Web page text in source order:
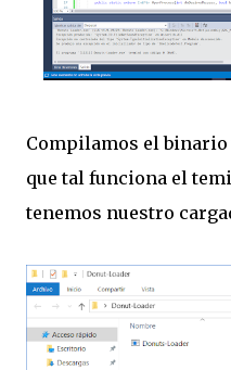
Compilamos el binario
que tal funciona el
tenemos nuestro